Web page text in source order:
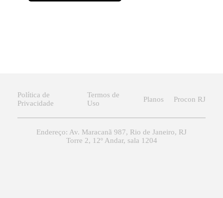
Política de
Privacidade
Termos de
Uso
Planos Procon RJ
Endereço: Av. Maracanã 987, Rio de Janeiro, RJ
Torre 2, 12º Andar, sala 1204